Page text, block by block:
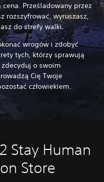
cena. Prześladowany przez
rozszyfrować, wyruszasz,
do strefy walki.
wrogów i zdobyć
tych, którzy sprawują
o swoim
Cię Twoje
człowiekiem.
Stay Human
Store